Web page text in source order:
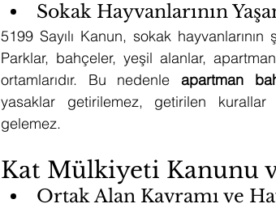
Sokak Hayvanlarının
5199 Sayılı Kanun, sokak
Parklar, bahçeler, yeşil alanlar,
ortamlarıdır. Bu nedenle apartman
yasaklar getirilemez, getirilen kurallar
gelemez.
Kat Mülkiyeti Kanunu
Ortak Alan Kavramı ve